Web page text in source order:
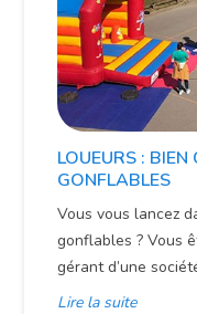
LOUEURS : BIEN
GONFLABLES
Vous vous lancez
gonflables ? Vous
gérant d’une
Lire la suite